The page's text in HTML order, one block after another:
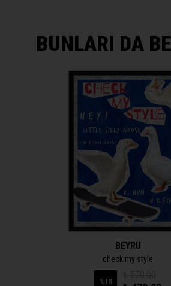
BUNLARI DA
BEYRU
check my style
%18